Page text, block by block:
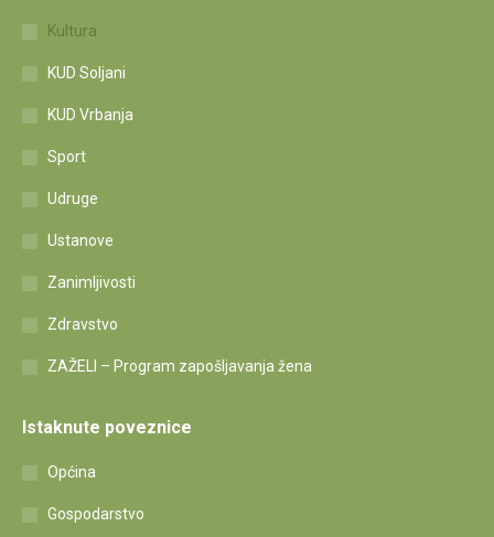
Kultura
KUD Soljani
KUD Vrbanja
Sport
Udruge
Ustanove
Zanimljivosti
Zdravstvo
ZAŽELI – Program zapošljavanja žena
Istaknute poveznice
Općina
Gospodarstvo